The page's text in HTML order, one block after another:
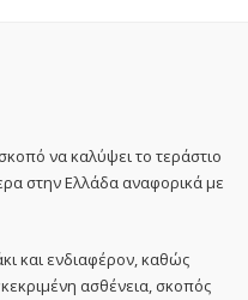
να καλύψει το τεράστιο
στην Ελλάδα αναφορικά με
και ενδιαφέρον, καθώς
ασθένεια, σκοπός